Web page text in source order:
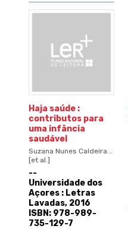
Haja saúde :
contributos para
uma infância
saudável
Suzana Nunes Caldeira...
[et al.]
--
Universidade dos
Açores : Letras
Lavadas, 2016
ISBN: 978-989-
735-129-7